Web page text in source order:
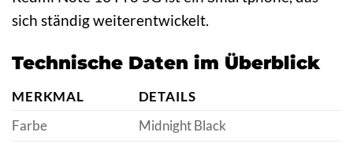
sich ständig weiterentwickelt.
Technische Daten im Überblick
MERKMAL
DETAILS
Farbe
Midnight Black